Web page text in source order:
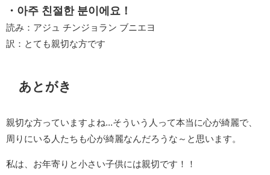
・아주 친절한 분이에요！
読み：アジュ チンジョラン ブニエヨ
訳：とても親切な方です
あとがき
親切な方っていますよね...そういう人って本当に心が綺麗で、
周りにいる人たちも心が綺麗なんだろうな～と思います。
私は、お年寄りと小さい子供には親切です！！